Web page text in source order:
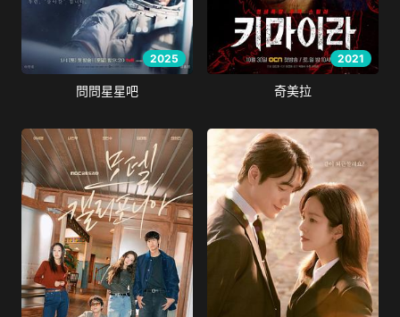
2025
問問星星吧
2021
奇美拉